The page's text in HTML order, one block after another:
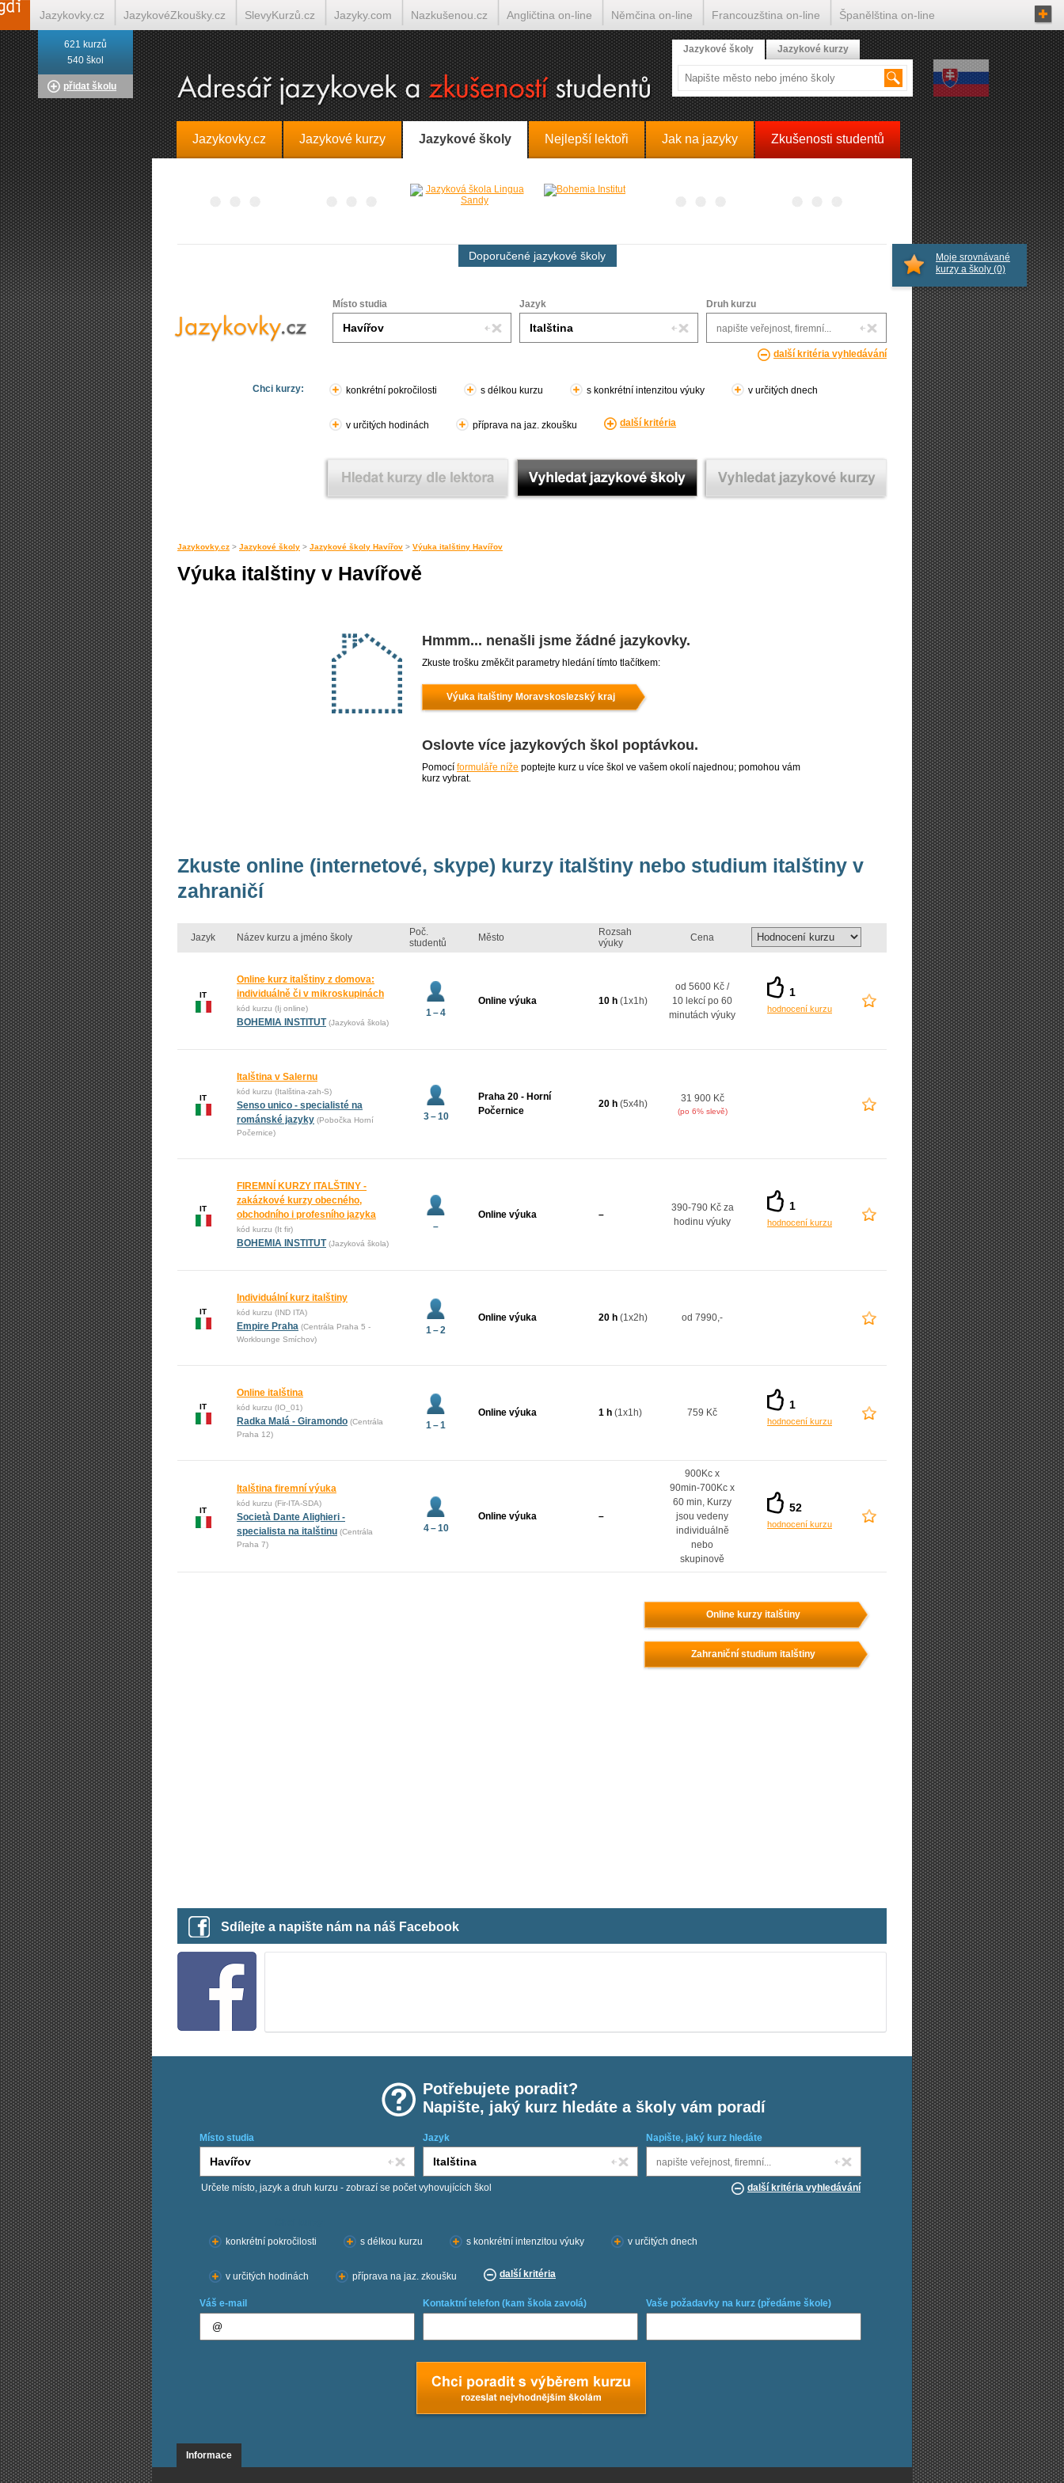
Jazykovky.cz Jazykové kurzy Jazykové školy Nejlepší lektoři Jak na jazyky Zkušenosti studentů
Doporučené jazykové školy
Místo studia Jazyk Druh kurzu
další kritéria vyhledávání
Chci kurzy: konkrétní pokročilosti s délkou kurzu s konkrétní intenzitou výuky v určitých dnech
v určitých hodinách příprava na jaz. zkoušku další kritéria
Jazykovky.cz > Jazykové školy > Jazykové školy Havířov > Výuka italštiny Havířov
Výuka italštiny v Havířově
Hmmm... nenašli jsme žádné jazykovky.
Zkuste trošku změkčit parametry hledání tímto tlačítkem:
Výuka italštiny Moravskoslezský kraj
Oslovte více jazykových škol poptávkou.
Pomocí formuláře níže poptejte kurz u více škol ve vašem okolí najednou; pomohou vám
kurz vybrat.
Zkuste online (internetové, skype) kurzy italštiny nebo studium italštiny v
zahraničí
Jazyk Název kurzu a jméno školy
Poč.
studentů
Město
Rozsah
výuky
Cena
IT
Online kurz italštiny z domova:
individuálně či v mikroskupinách
kód kurzu (Ij online)
BOHEMIA INSTITUT (Jazyková škola)
1 – 4
Online výuka 10 h (1x1h)
od 5600 Kč /
10 lekcí po 60
minutách výuky
1
hodnocení kurzu
IT
Italština v Salernu
kód kurzu (Italština-zah-S)
Senso unico - specialisté na
románské jazyky (Pobočka Horní
Počernice)
3 – 10
Praha 20 - Horní
Počernice
20 h (5x4h) 31 900 Kč
(po 6% slevě)
IT
FIREMNÍ KURZY ITALŠTINY -
zakázkové kurzy obecného,
obchodního i profesního jazyka
kód kurzu (It fir)
BOHEMIA INSTITUT (Jazyková škola)
–
Online výuka –
390-790 Kč za
hodinu výuky
1
hodnocení kurzu
IT
Individuální kurz italštiny
kód kurzu (IND ITA)
Empire Praha (Centrála Praha 5 -
Worklounge Smíchov)
1 – 2
Online výuka 20 h (1x2h) od 7990,-
IT
Online italština
kód kurzu (IO_01)
Radka Malá - Giramondo (Centrála
Praha 12)
1 – 1
Online výuka 1 h (1x1h) 759 Kč
1
hodnocení kurzu
IT
Italština firemní výuka
kód kurzu (Fir-ITA-SDA)
Società Dante Alighieri -
specialista na italštinu (Centrála
Praha 7)
4 – 10
Online výuka –
900Kc x
90min-700Kc x
60 min, Kurzy
jsou vedeny
individuálně
nebo
skupinově
52
hodnocení kurzu
Online kurzy italštiny
Zahraniční studium italštiny
Sdílejte a napište nám na náš Facebook
Potřebujete poradit?
Napište, jaký kurz hledáte a školy vám poradí
Místo studia Jazyk Napište, jaký kurz hledáte
Určete místo, jazyk a druh kurzu - zobrazí se počet vyhovujících škol další kritéria vyhledávání
konkrétní pokročilosti
s délkou kurzu s konkrétní intenzitou výuky v určitých dnech
v určitých hodinách příprava na jaz. zkoušku další kritéria
Váš e-mail Kontaktní telefon (kam škola zavolá) Vaše požadavky na kurz (předáme škole)
Moje srovnávané
kurzy a školy (0)
621 kurzů
540 škol
přidat školu
Jazykové školy Jazykové kurzy
Informace
Jazykovky.cz JazykovéZkoušky.cz SlevyKurzů.cz Jazyky.com Nazkušenou.cz Angličtina on-line Němčina on-line Francouzština on-line Španělština on-line
Italština on-line Tlumočení-Překlady.cz Překládá.cz Tlumočí.cz